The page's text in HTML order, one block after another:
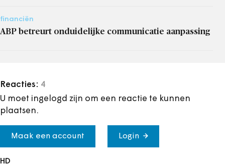
financiën
ABP betreurt onduidelijke communicatie aanpassing
Reacties: 4
U moet ingelogd zijn om een reactie te kunnen
plaatsen.
Maak een account Login
HD